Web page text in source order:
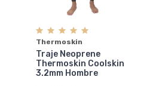
Thermoskin
Traje Neoprene
Thermoskin Coolskin
3.2mm Hombre